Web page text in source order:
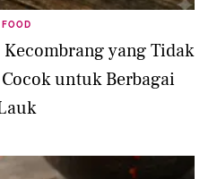
FOOD
Kecombrang yang Tidak
untuk Berbagai